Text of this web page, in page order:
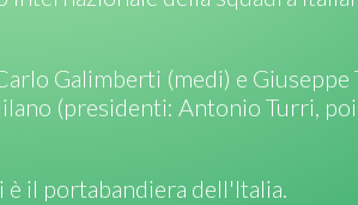
Galimberti (medi) e Giuseppe
(presidenti: Antonio Turri,
il portabandiera dell'Italia.